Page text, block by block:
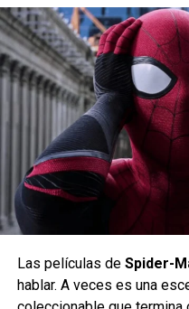
emocionado en el
“Nuestro
talentosos
trabajó
para
de la
arcade
de ladrillo,
PAC-MAN
Las películas de Spider-
hablar. A veces es una